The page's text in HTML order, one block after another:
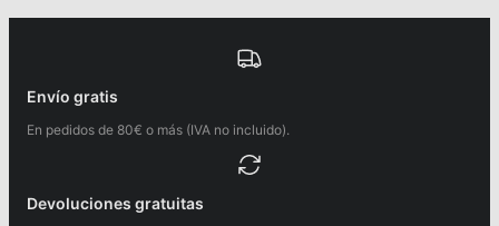
Envío gratis
En pedidos de 80€ o más (IVA no incluido).
Devoluciones gratuitas